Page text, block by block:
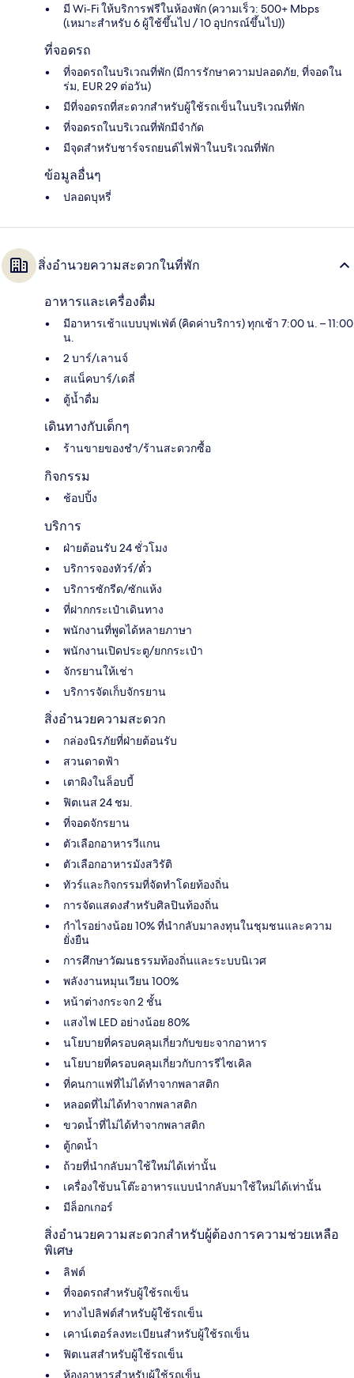
มี Wi-Fi ให้บริการฟรีในห้องพัก (ความเร็ว: 500+ Mbps
(เหมาะสำหรับ 6 ผู้ใช้ขึ้นไป / 10 อุปกรณ์ขึ้นไป))
ที่จอดรถ
ที่จอดรถในบริเวณที่พัก (มีการรักษาความปลอดภัย, ที่จอดใน
ร่ม, EUR 29 ต่อวัน)
มีที่จอดรถที่สะดวกสำหรับผู้ใช้รถเข็นในบริเวณที่พัก
ที่จอดรถในบริเวณที่พักมีจำกัด
มีจุดสำหรับชาร์จรถยนต์ไฟฟ้าในบริเวณที่พัก
ข้อมูลอื่นๆ
ปลอดบุหรี่
สิ่งอำนวยความสะดวกในที่พัก
อาหารและเครื่องดื่ม
มีอาหารเช้าแบบบุฟเฟ่ต์ (คิดค่าบริการ) ทุกเช้า 7:00 น. – 11:00
น.
2 บาร์/เลานจ์
สแน็คบาร์/เดลี่
ตู้น้ำดื่ม
เดินทางกับเด็กๆ
ร้านขายของชำ/ร้านสะดวกซื้อ
กิจกรรม
ช้อปปิ้ง
บริการ
ฝ่ายต้อนรับ 24 ชั่วโมง
บริการจองทัวร์/ตั๋ว
บริการซักรีด/ซักแห้ง
ที่ฝากกระเป๋าเดินทาง
พนักงานที่พูดได้หลายภาษา
พนักงานเปิดประตู/ยกกระเป๋า
จักรยานให้เช่า
บริการจัดเก็บจักรยาน
สิ่งอำนวยความสะดวก
กล่องนิรภัยที่ฝ่ายต้อนรับ
สวนดาดฟ้า
เตาผิงในล็อบบี้
ฟิตเนส 24 ชม.
ที่จอดจักรยาน
ตัวเลือกอาหารวีแกน
ตัวเลือกอาหารมังสวิรัติ
ทัวร์และกิจกรรมที่จัดทำโดยท้องถิ่น
การจัดแสดงสำหรับศิลปินท้องถิ่น
กำไรอย่างน้อย 10% ที่นำกลับมาลงทุนในชุมชนและความ
ยั่งยืน
การศึกษาวัฒนธรรมท้องถิ่นและระบบนิเวศ
พลังงานหมุนเวียน 100%
หน้าต่างกระจก 2 ชั้น
แสงไฟ LED อย่างน้อย 80%
นโยบายที่ครอบคลุมเกี่ยวกับขยะจากอาหาร
นโยบายที่ครอบคลุมเกี่ยวกับการรีไซเคิล
ที่คนกาแฟที่ไม่ได้ทำจากพลาสติก
หลอดที่ไม่ได้ทำจากพลาสติก
ขวดน้ำที่ไม่ได้ทำจากพลาสติก
ตู้กดน้ำ
ถ้วยที่นำกลับมาใช้ใหม่ได้เท่านั้น
เครื่องใช้บนโต๊ะอาหารแบบนำกลับมาใช้ใหม่ได้เท่านั้น
มีล็อกเกอร์
สิ่งอำนวยความสะดวกสำหรับผู้ต้องการความช่วยเหลือ
พิเศษ
ลิฟต์
ที่จอดรถสำหรับผู้ใช้รถเข็น
ทางไปลิฟต์สำหรับผู้ใช้รถเข็น
เคาน์เตอร์ลงทะเบียนสำหรับผู้ใช้รถเข็น
ฟิตเนสสำหรับผู้ใช้รถเข็น
ห้องอาหารสำหรับผู้ใช้รถเข็น